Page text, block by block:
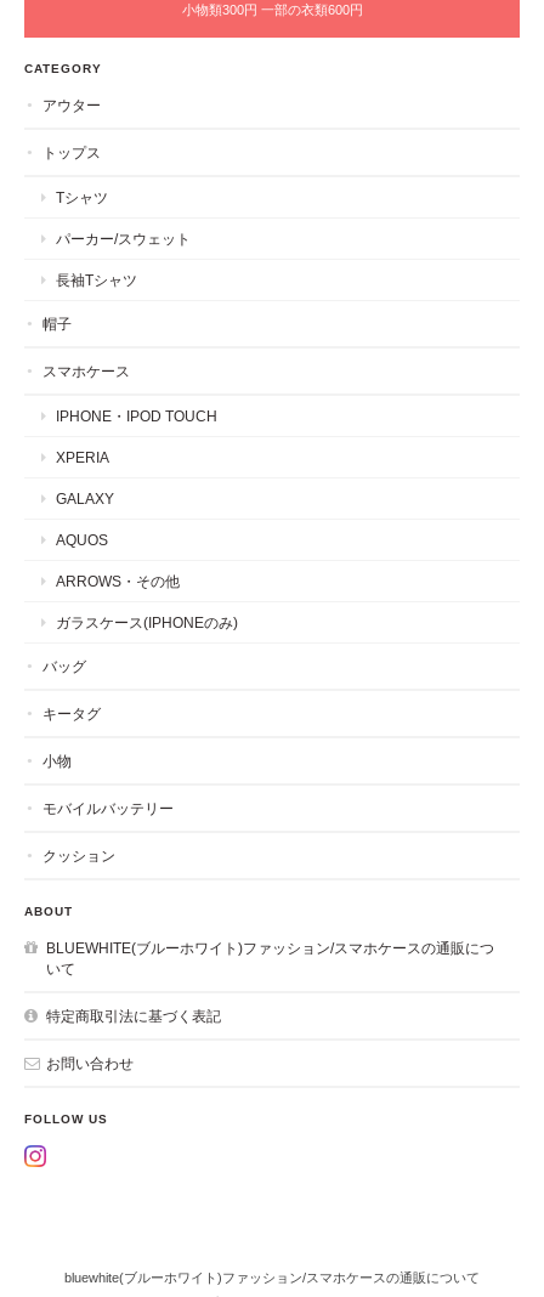
小物類300円 一部の衣類600円
CATEGORY
アウター
トップス
Tシャツ
パーカー/スウェット
長袖Tシャツ
帽子
スマホケース
IPHONE・IPOD TOUCH
XPERIA
GALAXY
AQUOS
ARROWS・その他
ガラスケース(IPHONEのみ)
バッグ
キータグ
小物
モバイルバッテリー
クッション
ABOUT
BLUEWHITE(ブルーホワイト)ファッション/スマホケースの通販につ
いて
特定商取引法に基づく表記
お問い合わせ
FOLLOW US
bluewhite(ブルーホワイト)ファッション/スマホケースの通販について